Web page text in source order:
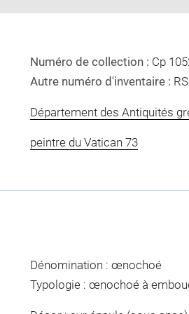
Numéro de collection : Cp
Autre numéro d'inventaire :
Département des Antiquités
peintre du Vatican 73
Dénomination : œnochoé
Typologie : œnochoé à